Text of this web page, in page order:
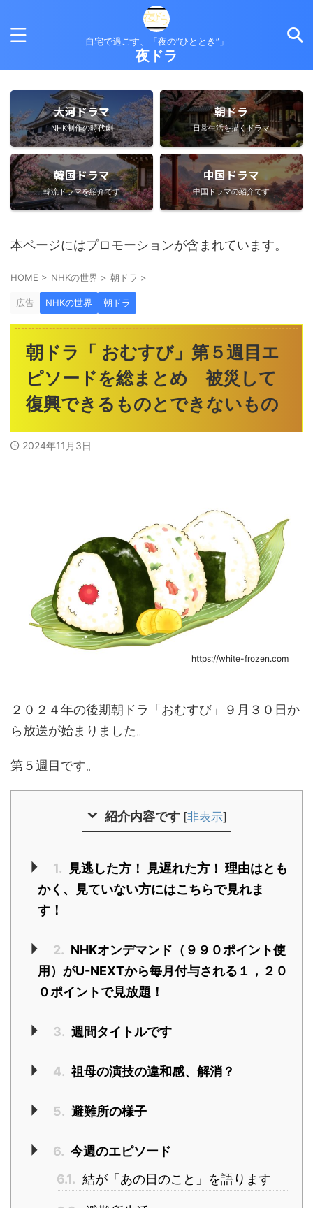
自宅で過ごす、「夜の”ひととき”」
夜ドラ
大河ドラマ
NHK制作の時代劇
朝ドラ
日常生活を描くドラマ
韓国ドラマ
韓流ドラマを紹介です
中国ドラマ
中国ドラマの紹介です
本ページにはプロモーションが含まれています。
HOME > NHKの世界 > 朝ドラ >
広告 NHKの世界 朝ドラ
朝ドラ「 おむすび」第５週目エ
ピソードを総まとめ 被災して
復興できるものとできないもの
2024年11月3日
https://white-frozen.com
２０２４年の後期朝ドラ「おむすび」９月３０日か
ら放送が始まりました。
第５週目です。
紹介内容です [非表示]
1.
見逃した方！ 見遅れた方！ 理由はとも
かく、見ていない方にはこちらで見れま
す！
2. NHKオンデマンド（９９０ポイント使
用）がU-NEXTから毎月付与される１，２０
０ポイントで見放題！
3. 週間タイトルです
4. 祖母の演技の違和感、解消？
5. 避難所の様子
6. 今週のエピソード
6.1. 結が「あの日のこと」を語ります